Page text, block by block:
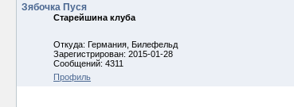
Зябочка Пуся
Старейшина клуба
Откуда: Германия, Билефельд
Зарегистрирован: 2015-01-28
Сообщений: 4311
Профиль